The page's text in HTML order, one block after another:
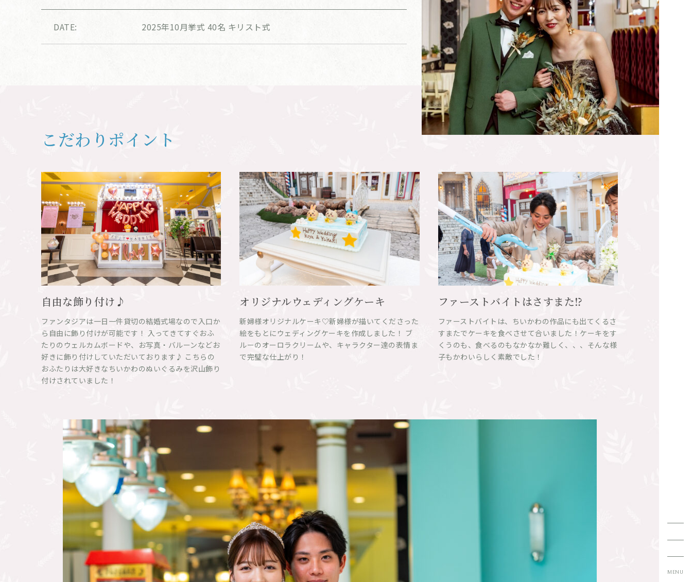
お問い合わせ・資料請求
055-954-2255
DATE: 2025年10月挙式 40名 キリスト式
こだわりポイント
自由な飾り付け♪
ファンタジアは一日一件貸切の結婚式場なので入口か
ら自由に飾り付けが可能です！ 入ってきてすぐおふ
たりのウェルカムボードや、お写真・バルーンなどお
好きに飾り付けしていただいております♪ こちらの
おふたりは大好きなちいかわのぬいぐるみを沢山飾り
付けされていました！
オリジナルウェディングケーキ
新婦様オリジナルケーキ♡新婦様が描いてくださった
絵をもとにウェディングケーキを作成しました！ ブ
ルーのオーロラクリームや、キャラクター達の表情ま
で完璧な仕上がり！
ファーストバイトはさすまた⁉
ファーストバイトは、ちいかわの作品にも出てくるさ
すまたでケーキを食べさせて合いました！ケーキをす
くうのも、食べるのもなかなか難しく、、、そんな様
子もかわいらしく素敵でした！